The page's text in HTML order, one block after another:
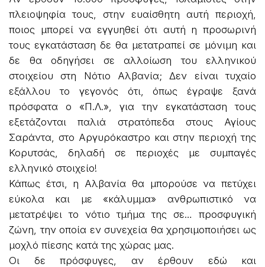
πλειοψηφία τους, στην ευαίσθητη αυτή περιοχή,
ποιος μπορεί να εγγυηθεί ότι αυτή η προσωρινή
τους εγκατάσταση δε θα μετατραπεί σε μόνιμη και
δε θα οδηγήσει σε αλλοίωση του ελληνικού
στοιχείου στη Νότιο Αλβανία; Δεν είναι τυχαίο
εξάλλου το γεγονός ότι, όπως έγραψε ξανά
πρόσφατα ο «Π.Λ.», για την εγκατάσταση τους
εξετάζονται παλιά στρατόπεδα στους Αγίους
Σαράντα, στο Αργυρόκαστρο και στην περιοχή της
Κορυτσάς, δηλαδή σε περιοχές με συμπαγές
ελληνικό στοιχείο!
Κάπως έτσι, η Αλβανία θα μπορούσε να πετύχει
εύκολα και με «κάλυμμα» ανθρωπιστικό να
μετατρέψει το νότιο τμήμα της σε… προσφυγική
ζώνη, την οποία εν συνεχεία θα χρησιμοποιήσει ως
μοχλό πίεσης κατά της χώρας μας.
Οι δε πρόσφυγες, αν έρθουν εδώ και